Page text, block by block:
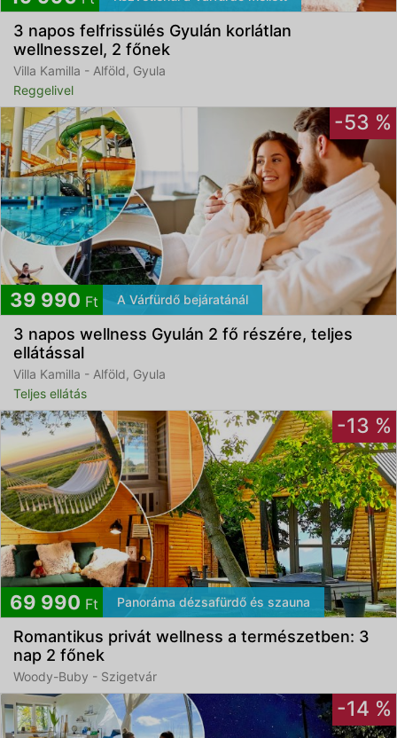
3 napos felfrissülés Gyulán korlátlan
wellnesszel, 2 főnek
Villa Kamilla - Alföld, Gyula
Reggelivel
-53 %
39 990 Ft A Várfürdő bejáratánál
3 napos wellness Gyulán 2 fő részére, teljes
ellátással
Villa Kamilla - Alföld, Gyula
Teljes ellátás
-13 %
69 990 Ft Panoráma dézsafürdő és szauna
Romantikus privát wellness a természetben: 3
nap 2 főnek
Woody-Buby - Szigetvár
-14 %